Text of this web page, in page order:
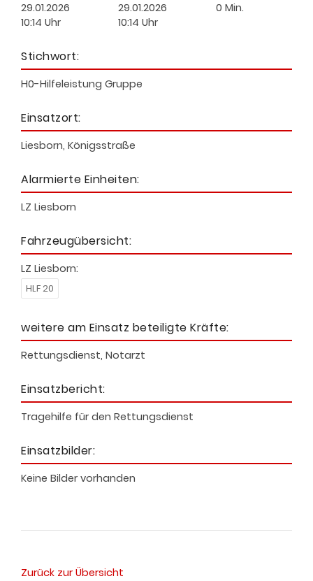
29.01.2026
10:14 Uhr
29.01.2026
10:14 Uhr
0 Min.
Stichwort:
H0-Hilfeleistung Gruppe
Einsatzort:
Liesborn, Königsstraße
Alarmierte Einheiten:
LZ Liesborn
Fahrzeugübersicht:
LZ Liesborn:
HLF 20
weitere am Einsatz beteiligte Kräfte:
Rettungsdienst, Notarzt
Einsatzbericht:
Tragehilfe für den Rettungsdienst
Einsatzbilder:
Keine Bilder vorhanden
Zurück zur Übersicht